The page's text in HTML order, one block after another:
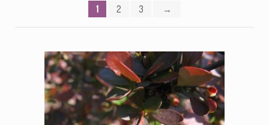
1 2 3 →